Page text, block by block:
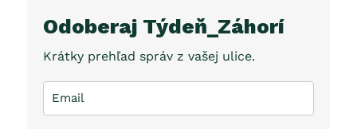
Odoberaj Týdeň_Záhorí
Krátky prehľad správ z vašej ulice.